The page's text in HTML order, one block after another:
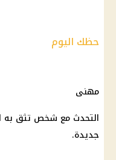
حظك اليوم
مهنى
التحدث مع شخص تثق به
جديدة.